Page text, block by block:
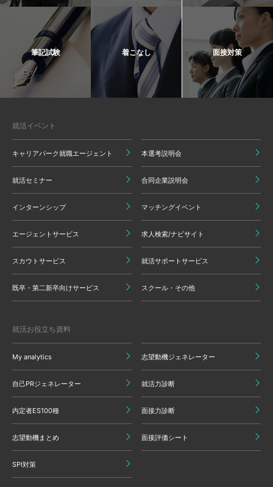
筆記試験 着こなし 面接対策
就活イベント
キャリアパーク就職エージェント 本選考説明会
就活セミナー 合同企業説明会
インターンシップ マッチングイベント
エージェントサービス 求人検索/ナビサイト
スカウトサービス 就活サポートサービス
既卒・第二新卒向けサービス スクール・その他
就活お役立ち資料
My analytics 志望動機ジェネレーター
自己PRジェネレーター 就活力診断
内定者ES100種 面接力診断
志望動機まとめ 面接評価シート
SPI対策